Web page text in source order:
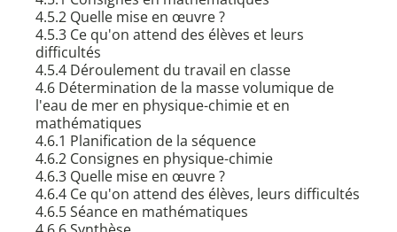
4.5.2 Quelle mise en œuvre ?
4.5.3 Ce qu'on attend des élèves et leurs
difficultés
4.5.4 Déroulement du travail en classe
4.6 Détermination de la masse volumique de
l'eau de mer en physique-chimie et en
mathématiques
4.6.1 Planification de la séquence
4.6.2 Consignes en physique-chimie
4.6.3 Quelle mise en œuvre ?
4.6.4 Ce qu'on attend des élèves, leurs difficultés
4.6.5 Séance en mathématiques